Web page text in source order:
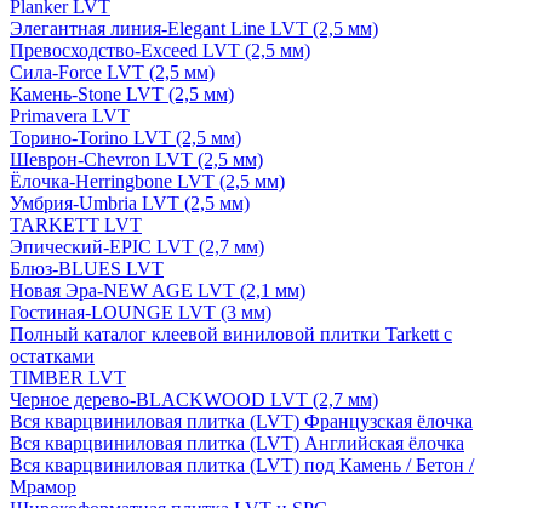
Planker LVT
Элегантная линия-Elegant Line LVT (2,5 мм)
Превосходство-Exceed LVT (2,5 мм)
Сила-Force LVT (2,5 мм)
Камень-Stone LVT (2,5 мм)
Primavera LVT
Торино-Torino LVT (2,5 мм)
Шеврон-Chevron LVT (2,5 мм)
Ёлочка-Herringbone LVT (2,5 мм)
Умбрия-Umbria LVT (2,5 мм)
TARKETT LVT
Эпический-EPIC LVT (2,7 мм)
Блюз-BLUES LVT
Новая Эра-NEW AGE LVT (2,1 мм)
Гостиная-LOUNGE LVT (3 мм)
Полный каталог клеевой виниловой плитки Tarkett с
остатками
TIMBER LVT
Черное дерево-BLACKWOOD LVT (2,7 мм)
Вся кварцвиниловая плитка (LVT) Французская ёлочка
Вся кварцвиниловая плитка (LVT) Английская ёлочка
Вся кварцвиниловая плитка (LVT) под Камень / Бетон /
Мрамор